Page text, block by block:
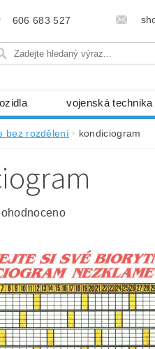
606 683 527
vojenská technika
stroje kosmická
modelářské potřeby
osobních údajů (GDPR)
bez rozdělení kondiciogram